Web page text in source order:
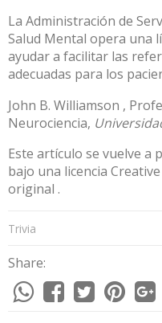
La Administración de
Salud Mental opera una
ayudar a facilitar las
adecuadas para los
John B. Williamson ,
Neurociencia,
Este artículo se vuelve a
bajo una licencia
original .
Trivia
Share: